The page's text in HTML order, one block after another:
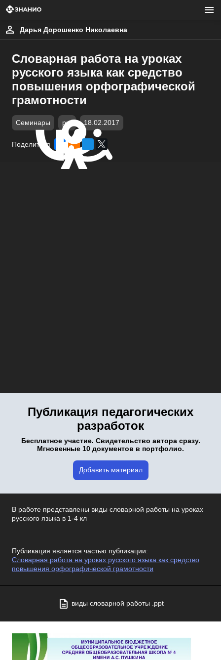
Дарья Дорошенко Николаевна
Словарная работа на уроках
русского языка как средство
повышения орфографической
грамотности
Семинары ppt 18.02.2017
Поделиться
Публикация педагогических
разработок
Бесплатное участие. Свидетельство автора сразу.
Мгновенные 10 документов в портфолио.
Добавить материал
В работе представлены виды словарной работы на уроках
русского языка в 1-4 кл
Публикация является частью публикации:
Словарная работа на уроках русского языка как средство
повышения орфографической грамотности
виды словарной работы .ppt